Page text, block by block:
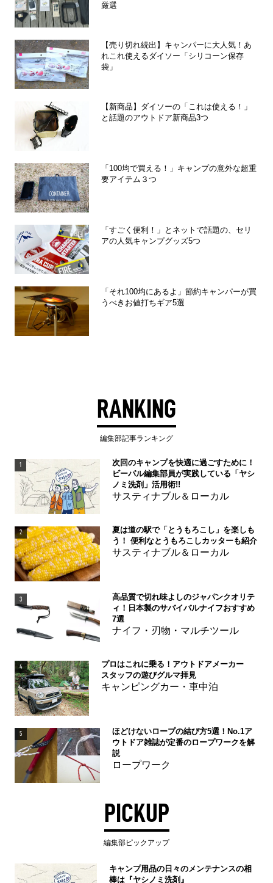
厳選
【売り切れ続出】キャンパーに大人気！あ
れこれ使えるダイソー「シリコーン保存
袋」
【新商品】ダイソーの「これは使える！」
と話題のアウトドア新商品3つ
「100均で買える！」キャンプの意外な超重
要アイテム３つ
「すごく便利！」とネットで話題の、セリ
アの人気キャンプグッズ5つ
「それ100均にあるよ」節約キャンパーが買
うべきお値打ちギア5選
RANKING
編集部記事ランキング
1
次回のキャンプを快適に過ごすために！
ビーパル編集部員が実践している「ヤシ
ノミ洗剤」活用術!!
サスティナブル＆ローカル
2
夏は道の駅で「とうもろこし」を楽しも
う！ 便利なとうもろこしカッターも紹介
サスティナブル＆ローカル
3
高品質で切れ味よしのジャパンクオリテ
ィ！日本製のサバイバルナイフおすすめ
7選
ナイフ・刃物・マルチツール
4
プロはこれに乗る！アウトドアメーカー
スタッフの遊びグルマ拝見
キャンピングカー・車中泊
5
ほどけないロープの結び方5選！No.1ア
ウトドア雑誌が定番のロープワークを解
説
ロープワーク
PICKUP
編集部ピックアップ
キャンプ用品の日々のメンテナンスの相
棒は『ヤシノミ洗剤』